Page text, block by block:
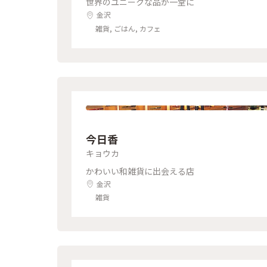
金沢
雑貨, ごはん, カフェ
今日香
キョウカ
かわいい和雑貨に出会える店
金沢
雑貨